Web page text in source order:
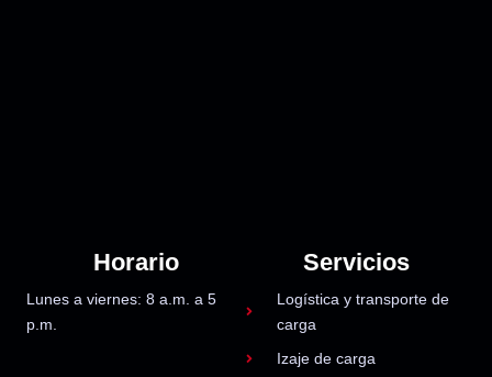
Horario
Lunes a viernes: 8 a.m. a 5
p.m.
Servicios
Logística y transporte de
carga
Izaje de carga